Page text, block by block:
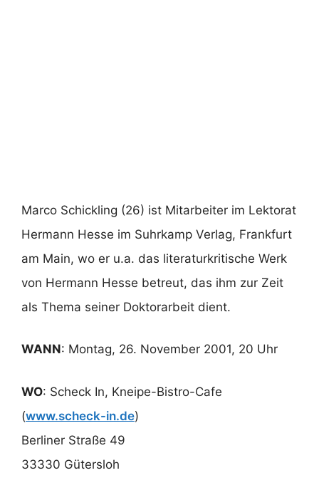
Marco Schickling (26) ist Mitarbeiter im Lektorat
Hermann Hesse im Suhrkamp Verlag, Frankfurt
am Main, wo er u.a. das literaturkritische Werk
von Hermann Hesse betreut, das ihm zur Zeit
als Thema seiner Doktorarbeit dient.
WANN: Montag, 26. November 2001, 20 Uhr
WO: Scheck In, Kneipe-Bistro-Cafe
(www.scheck-in.de)
Berliner Straße 49
33330 Gütersloh